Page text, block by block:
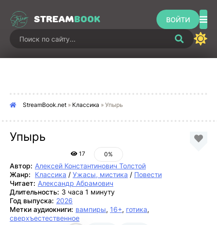
STREAMBOOK ВОЙТИ
StreamBook.net » Классика » Упырь
Упырь
17 0%
Автор: Алексей Константинович Толстой
Жанр:
Классика / Ужасы, мистика / Повести
Читает: Александр Абрамович
Длительность: 3 часа 1 минуту
Год выпуска: 2026
Метки аудиокниги: вампиры, 16+, готика,
сверхъестественное